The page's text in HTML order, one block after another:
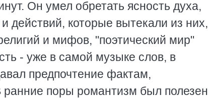
Он умел обретать ясность духа,
действий, которые вытекали из них,
и мифов, "поэтический мир"
- уже в самой музыке слов, в
предпочтение фактам,
поры романтизм был полезен